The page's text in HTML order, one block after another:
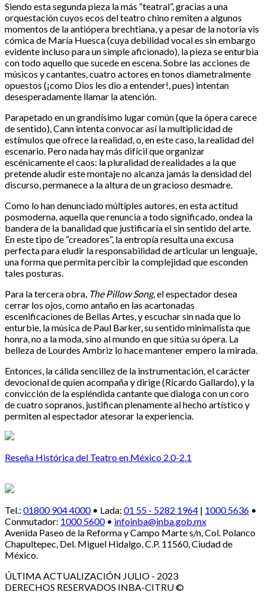
Siendo esta segunda pieza la más “teatral”, gracias a una
orquestación cuyos ecos del teatro chino remiten a algunos
momentos de la antiópera brechtiana, y a pesar de la notoria vis
cómica de María Huesca (cuya debilidad vocal es sin embargo
evidente incluso para un simple aficionado), la pieza se enturbia
con todo aquello que sucede en escena. Sobre las acciones de
músicos y cantantes, cuatro actores en tonos diametralmente
opuestos (¡como Dios les dio a entender!, pues) intentan
desesperadamente llamar la atención.
Parapetado en un grandísimo lugar común (que la ópera carece
de sentido), Cann intenta convocar así la multiplicidad de
estímulos que ofrece la realidad, o, en este caso, la realidad del
escenario. Pero nada hay más difícil que organizar
escénicamente el caos: la pluralidad de realidades a la que
pretende aludir este montaje no alcanza jamás la densidad del
discurso, permanece a la altura de un gracioso desmadre.
Como lo han denunciado múltiples autores, en esta actitud
posmoderna, aquella que renuncia a todo significado, ondea la
bandera de la banalidad que justificaría el sin sentido del arte.
En este tipo de “creadores”, la entropía resulta una excusa
perfecta para eludir la responsabilidad de articular un lenguaje,
una forma que permita percibir la complejidad que esconden
tales posturas.
Para la tercera obra, The Pillow Song, el espectador desea
cerrar los ojos, como antaño en las acartonadas
escenificaciones de Bellas Artes, y escuchar sin nada que lo
enturbie, la música de Paul Barker, su sentido minimalista que
honra, no a la moda, sino al mundo en que sitúa su ópera. La
belleza de Lourdes Ambriz lo hace mantener empero la mirada.
Entonces, la cálida sencillez de la instrumentación, el carácter
devocional de quien acompaña y dirige (Ricardo Gallardo), y la
convicción de la espléndida cantante que dialoga con un coro
de cuatro sopranos, justifican plenamente al hecho artístico y
permiten al espectador atesorar la experiencia.
Reseña Histórica del Teatro en México 2.0-2.1
Tel.: 01800 904 4000• Lada: 01 55 - 5282 1964 | 1000 5636 •
Conmutador: 1000 5600• infoinba@inba.gob.mx
Avenida Paseo de la Reforma y Campo Marte s/n, Col. Polanco
Chapultepec, Del. Miguel Hidalgo, C.P. 11560, Ciudad de
México.
ÚLTIMA ACTUALIZACIÓN JULIO - 2023
DERECHOS RESERVADOS INBA-CITRU ©